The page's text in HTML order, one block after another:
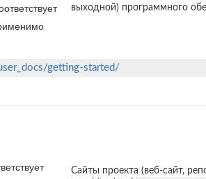
выходной) программного
getting-started/
Сайты проекта (веб-сайт,